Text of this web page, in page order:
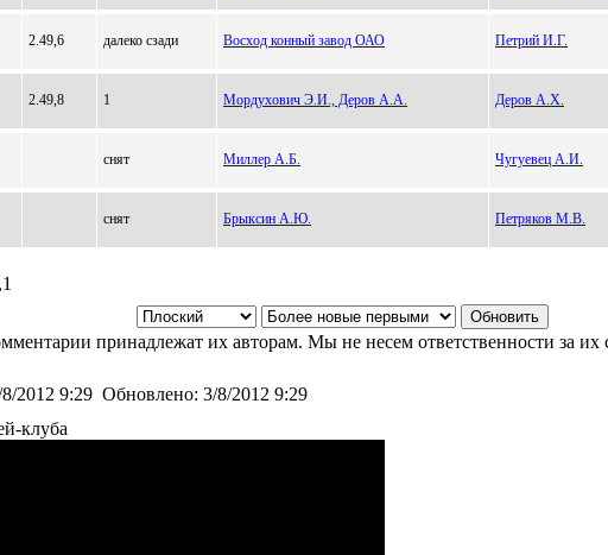
2.49,6 далеко сзади Восход конный завод ОАО Петрий И.Г.
2.49,8 1 Мордухович Э.И., Деров А.А. Деров А.Х.
снят Миллер А.Б. Чугуевец А.И.
снят Брыксин А.Ю. Петряков М.В.
принадлежат их авторам. Мы не несем ответственности за их
2012 9:29 Обновлено: 3/8/2012 9:29
клуба